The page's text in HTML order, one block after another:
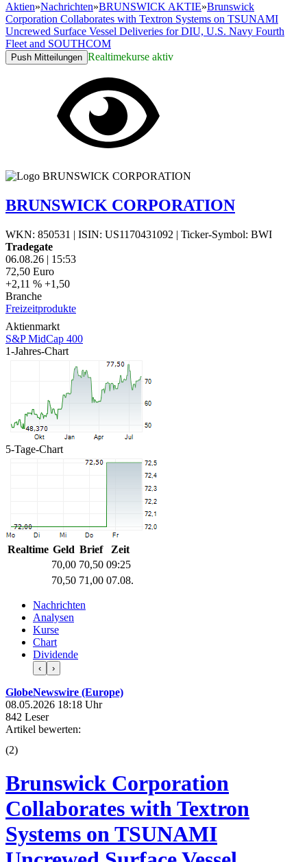
Aktien»Nachrichten»BRUNSWICK AKTIE»Brunswick
Corporation Collaborates with Textron Systems on TSUNAMI
Uncrewed Surface Vessel Deliveries for DIU, U.S. Navy Fourth
Fleet and SOUTHCOM
Push Mitteilungen Realtimekurse aktiv
BRUNSWICK CORPORATION
WKN: 850531 | ISIN: US1170431092 | Ticker-Symbol: BWI
Tradegate
06.08.26 | 15:53
72,50 Euro
+2,11 % +1,50
Branche
Freizeitprodukte
Aktienmarkt
S&P MidCap 400
1-Jahres-Chart
5-Tage-Chart
Realtime Geld Brief
Zeit
70,00 70,50 09:25
70,50 71,00 07.08.
Nachrichten
Analysen
Kurse
Chart
Dividende
‹ ›
GlobeNewswire (Europe)
08.05.2026 18:18 Uhr
842 Leser
Artikel bewerten:
(2)
Brunswick Corporation
Collaborates with Textron
Systems on TSUNAMI